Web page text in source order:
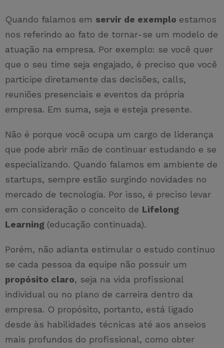
Quando falamos em servir de exemplo estamos
nos referindo ao fato de tornar-se um modelo de
atuação na empresa. Por exemplo: se você quer
que o seu time seja engajado, é preciso que você
participe diretamente das decisões, calls,
reuniões presenciais e eventos da própria
empresa. Em suma, seja e esteja presente.
Não é porque você ocupa um cargo de liderança
que pode abrir mão de continuar estudando e se
especializando. Quando falamos em ambiente de
startups, sempre estão surgindo novidades no
mercado de tecnologia. Por isso, é preciso levar
em consideração o conceito de Lifelong
Learning (educação continuada).
Porém, não adianta estimular o estudo contínuo
se cada pessoa da equipe não possuir um
propósito claro, seja na vida profissional
individual ou no plano de carreira dentro da
empresa. O propósito, portanto, está ligado
desde às habilidades técnicas até aos anseios
mais profundos do profissional, como obter